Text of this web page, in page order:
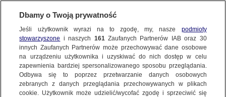
NAJNOWSZE
ZOBACZ FAKTY
Dzień dobry!
Jedno konto do wszystkich usług
Dbamy o Twoją prywatność
Jeśli użytkownik wyrazi na to zgodę, my, nasze podmioty
stowarzyszone i naszych 161Zaufanych Partnerów IAB oraz 30
innych Zaufanych Partnerów może przechowywać dane osobowe
na urządzeniu użytkownika i uzyskiwać do nich dostęp w celu
zapewnienia bardziej spersonalizowanego sposobu przeglądania.
Odbywa się to poprzez przetwarzanie danych osobowych
zebranych z danych przeglądania przechowywanych w plikach
cookie. Użytkownik może udzielić/wycofać zgodę i sprzeciwić się